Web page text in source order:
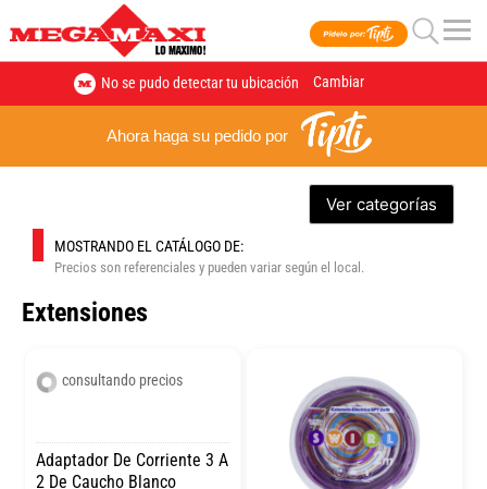
No se pudo detectar tu ubicación Cambiar
Ahora haga su pedido por
Ver categorías
MOSTRANDO EL CATÁLOGO DE:
Precios son referenciales y pueden variar según el local.
Extensiones
consultando precios
Adaptador De Corriente 3 A
2 De Caucho Blanco